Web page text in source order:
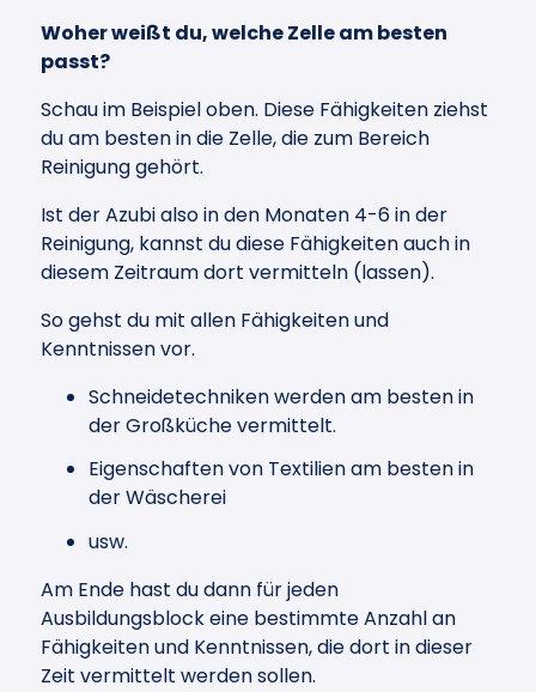
Woher weißt du, welche Zelle am besten
passt?
Schau im Beispiel oben. Diese Fähigkeiten ziehst
du am besten in die Zelle, die zum Bereich
Reinigung gehört.
Ist der Azubi also in den Monaten 4-6 in der
Reinigung, kannst du diese Fähigkeiten auch in
diesem Zeitraum dort vermitteln (lassen).
So gehst du mit allen Fähigkeiten und
Kenntnissen vor.
Schneidetechniken werden am besten in
der Großküche vermittelt.
Eigenschaften von Textilien am besten in
der Wäscherei
usw.
Am Ende hast du dann für jeden
Ausbildungsblock eine bestimmte Anzahl an
Fähigkeiten und Kenntnissen, die dort in dieser
Zeit vermittelt werden sollen.